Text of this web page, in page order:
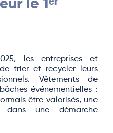
le 1ᵉʳ
les entreprises et
trier et recycler leurs
Vêtements de
événementielles :
être valorisés, une
dans une démarche